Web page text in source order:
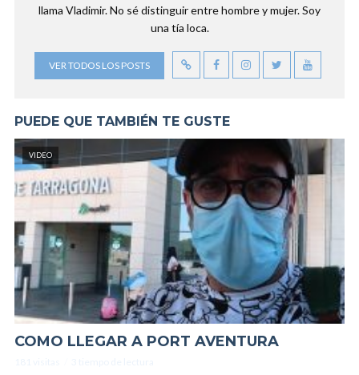
llama Vladimir. No sé distinguir entre hombre y mujer. Soy
una tía loca.
VER TODOS LOS POSTS
PUEDE QUE TAMBIÉN TE GUSTE
VIDEO
COMO LLEGAR A PORT AVENTURA